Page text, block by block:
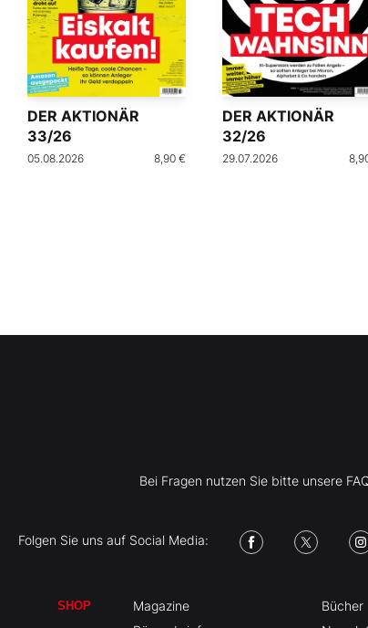
DER AKTIONÄR
33/26
05.08.2026 8,90 €
DER AKTIONÄR
32/26
29.07.2026
Bei Fragen nutzen Sie bitte unsere
Folgen Sie uns auf Social Media:
SHOP
Magazine
Bücher